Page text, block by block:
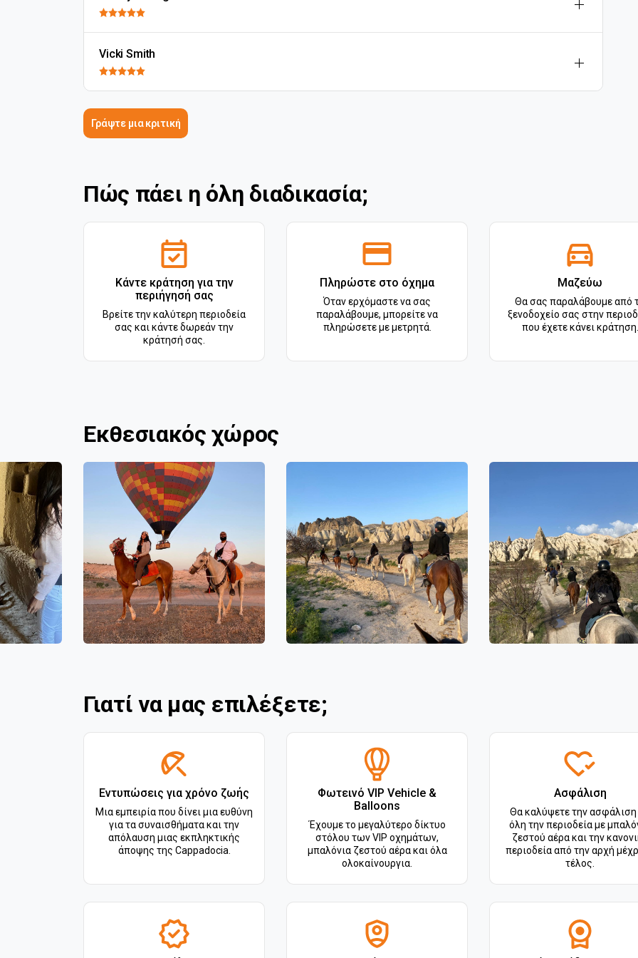
Vicki Smith
Γράψτε μια κριτική
Πώς πάει η όλη διαδικασία;
Κάντε κράτηση για την
περιήγησή σας
Βρείτε την καλύτερη περιοδεία
σας και κάντε δωρεάν την
κράτησή σας.
Πληρώστε στο όχημα
Όταν ερχόμαστε να σας
παραλάβουμε, μπορείτε να
πληρώσετε με μετρητά.
Μαζεύω
Θα σας παραλάβουμε από
ξενοδοχείο σας στην
που έχετε κάνει κράτηση.
Εκθεσιακός χώρος
Γιατί να μας επιλέξετε;
Εντυπώσεις για χρόνο ζωής
Μια εμπειρία που δίνει μια ευθύνη
για τα συναισθήματα και την
απόλαυση μιας εκπληκτικής
άποψης της Cappadocia.
Φωτεινό VIP Vehicle &
Balloons
Έχουμε το μεγαλύτερο δίκτυο
στόλου των VIP οχημάτων,
μπαλόνια ζεστού αέρα και όλα
ολοκαίνουργια.
Ασφάλιση
Θα καλύψετε την ασφάλιση
όλη την περιοδεία με
ζεστού αέρα και την
περιοδεία από την αρχή
τέλος.